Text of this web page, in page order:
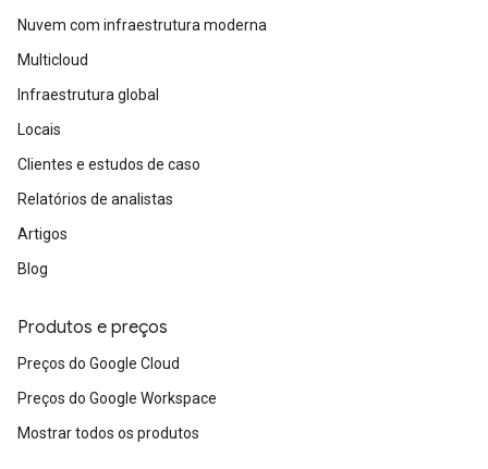
Nuvem com infraestrutura moderna
Multicloud
Infraestrutura global
Locais
Clientes e estudos de caso
Relatórios de analistas
Artigos
Blog
Produtos e preços
Preços do Google Cloud
Preços do Google Workspace
Mostrar todos os produtos